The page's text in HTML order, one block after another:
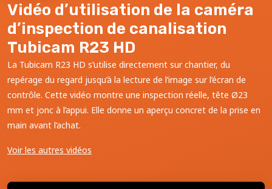
Vidéo d’utilisation de la caméra
d’inspection de canalisation
Tubicam R23 HD
La Tubicam R23 HD s’utilise directement sur chantier, du
repérage du regard jusqu’à la lecture de l’image sur l’écran de
contrôle. Cette vidéo montre une inspection réelle, tête Ø23
mm et jonc à l’appui. Elle donne un aperçu concret de la prise en
main avant l’achat.
Voir les autres vidéos